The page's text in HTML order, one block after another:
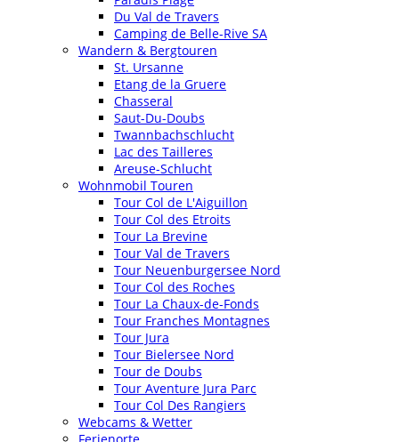
Du Val de Travers
Camping de Belle-Rive SA
Wandern & Bergtouren
St. Ursanne
Etang de la Gruere
Chasseral
Saut-Du-Doubs
Twannbachschlucht
Lac des Tailleres
Areuse-Schlucht
Wohnmobil Touren
Tour Col de L'Aiguillon
Tour Col des Etroits
Tour La Brevine
Tour Val de Travers
Tour Neuenburgersee Nord
Tour Col des Roches
Tour La Chaux-de-Fonds
Tour Franches Montagnes
Tour Jura
Tour Bielersee Nord
Tour de Doubs
Tour Aventure Jura Parc
Tour Col Des Rangiers
Webcams & Wetter